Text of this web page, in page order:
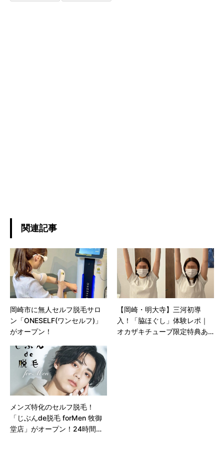
関連記事
岡崎市に無人セルフ脱毛サロ
ン「ONESELF(ワンセルフ)」
がオープン！
【岡崎・明大寺】三河初導
入！「脇ほぐし」体験レポ｜
オカザキチューブ限定特典あ
メンズ特化のセルフ脱毛！
「じぶんde脱毛 forMen 牧御
堂店」がオープン！24時間利